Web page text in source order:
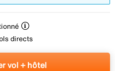
directs
vol + hôtel